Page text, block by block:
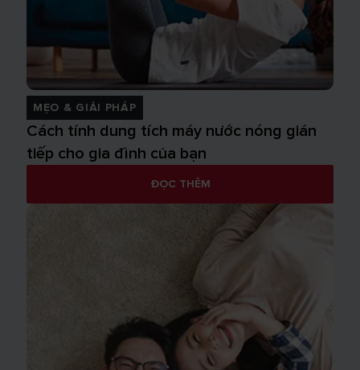
MẸO & GIẢI PHÁP
Cách tính dung tích máy nước nóng gián
tiếp cho gia đình của bạn
ĐỌC THÊM